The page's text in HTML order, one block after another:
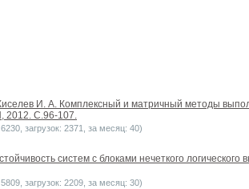
И. А. Комплексный и матричный методы
2012. С.96-107.
загрузок: 2371, за месяц: 40)
систем с блоками нечеткого
загрузок: 2209, за месяц: 30)